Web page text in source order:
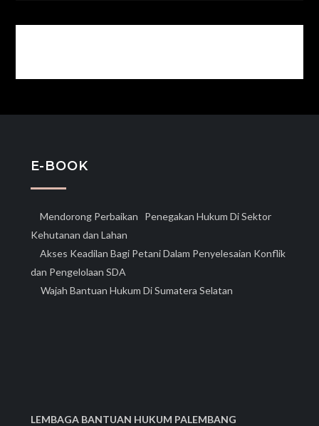
E-BOOK
Mendorong Perbaikan Penegakan Hukum Di Sektor
Kehutanan dan Lahan
Akses Keadilan Bagi Petani Dalam Penyelesaian Konflik
dan Pengelolaan SDA
Wajah Bantuan Hukum Di Sumatera Selatan
LEMBAGA BANTUAN HUKUM PALEMBANG